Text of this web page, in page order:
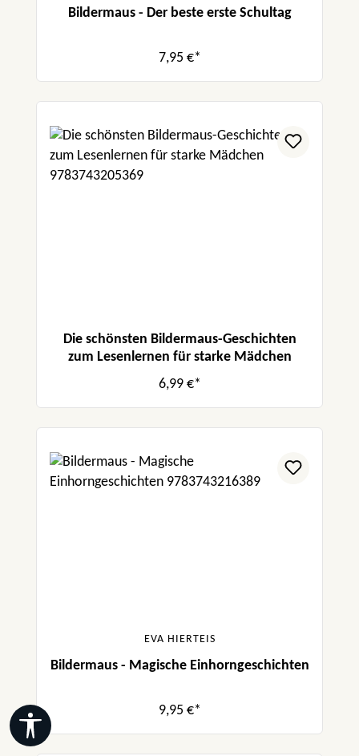
Bildermaus - Der beste erste Schultag
7,95 €*
Die schönsten Bildermaus-Geschichten
zum Lesenlernen für starke Mädchen
6,99 €*
EVA HIERTEIS
Bildermaus - Magische Einhorngeschichten
9,95 €*
Werkzeugleiste anzeigen